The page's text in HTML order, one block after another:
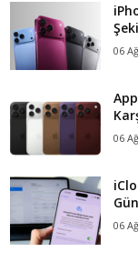
06
06
06